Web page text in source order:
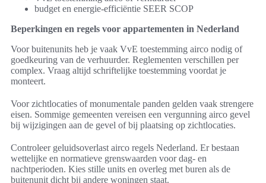
budget en energie-efficiëntie SEER SCOP
Beperkingen en regels voor appartementen in Nederland
Voor buitenunits heb je vaak VvE toestemming airco nodig of
goedkeuring van de verhuurder. Reglementen verschillen per
complex. Vraag altijd schriftelijke toestemming voordat je
monteert.
Voor zichtlocaties of monumentale panden gelden vaak strengere
eisen. Sommige gemeenten vereisen een vergunning airco gevel
bij wijzigingen aan de gevel of bij plaatsing op zichtlocaties.
Controleer geluidsoverlast airco regels Nederland. Er bestaan
wettelijke en normatieve grenswaarden voor dag- en
nachtperioden. Kies stille units en overleg met buren als de
buitenunit dicht bij andere woningen staat.